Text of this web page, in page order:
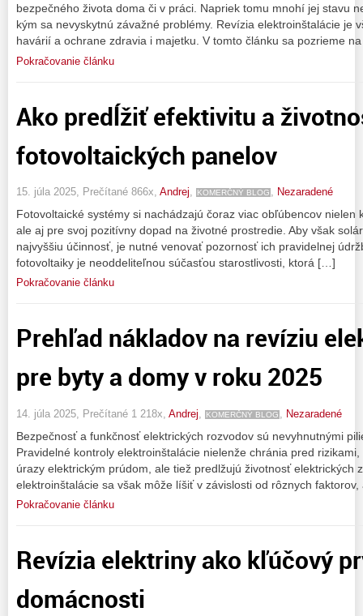
bezpečného života doma či v práci. Napriek tomu mnohí jej stavu
kým sa nevyskytnú závažné problémy. Revízia elektroinštalácie je
havárií a ochrane zdravia i majetku. V tomto článku sa pozrieme
Pokračovanie článku
Ako predĺžiť efektivitu a
fotovoltaických panelov
15. júla 2025, Prečítané 866x, Andrej, KOMERČNÝ BLOG , Nezaradené
Fotovoltaické systémy si nachádzajú čoraz viac obľúbencov nielen
ale aj pre svoj pozitívny dopad na životné prostredie. Aby však
najvyššiu účinnosť, je nutné venovať pozornosť ich pravidelnej
fotovoltaiky je neoddeliteľnou súčasťou starostlivosti, ktorá […]
Pokračovanie článku
Prehľad nákladov na revíziu
pre byty a domy v roku 2025
14. júla 2025, Prečítané 1 218x, Andrej KOMERČNÝ BLOG Nezaradené
Bezpečnosť a funkčnosť elektrických rozvodov sú nevyhnutnými
Pravidelné kontroly elektroinštalácie nielenže chránia pred
úrazy elektrickým prúdom, ale tiež predlžujú životnosť elektrických
elektroinštalácie sa však môže líšiť v závislosti od rôznych
Pokračovanie článku
Revízia elektriny ako kľúčový
domácnosti